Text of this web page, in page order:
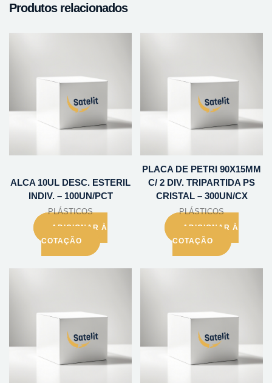
Produtos relacionados
ALCA 10UL DESC. ESTERIL
INDIV. – 100UN/PCT
PLÁSTICOS
ADICIONAR À
COTAÇÃO
PLACA DE PETRI 90X15MM
C/ 2 DIV. TRIPARTIDA PS
CRISTAL – 300UN/CX
PLÁSTICOS
ADICIONAR À
COTAÇÃO